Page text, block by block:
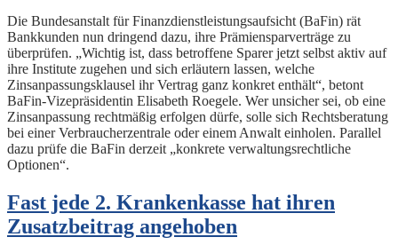
Die Bundesanstalt für Finanzdienstleistungsaufsicht (BaFin) rät
Bankkunden nun dringend dazu, ihre Prämiensparverträge zu
überprüfen. „Wichtig ist, dass betroffene Sparer jetzt selbst aktiv auf
ihre Institute zugehen und sich erläutern lassen, welche
Zinsanpassungsklausel ihr Vertrag ganz konkret enthält“, betont
BaFin-Vizepräsidentin Elisabeth Roegele. Wer unsicher sei, ob eine
Zinsanpassung rechtmäßig erfolgen dürfe, solle sich Rechtsberatung
bei einer Verbraucherzentrale oder einem Anwalt einholen. Parallel
dazu prüfe die BaFin derzeit „konkrete verwaltungsrechtliche
Optionen“.
Fast jede 2. Krankenkasse hat ihren
Zusatzbeitrag angehoben